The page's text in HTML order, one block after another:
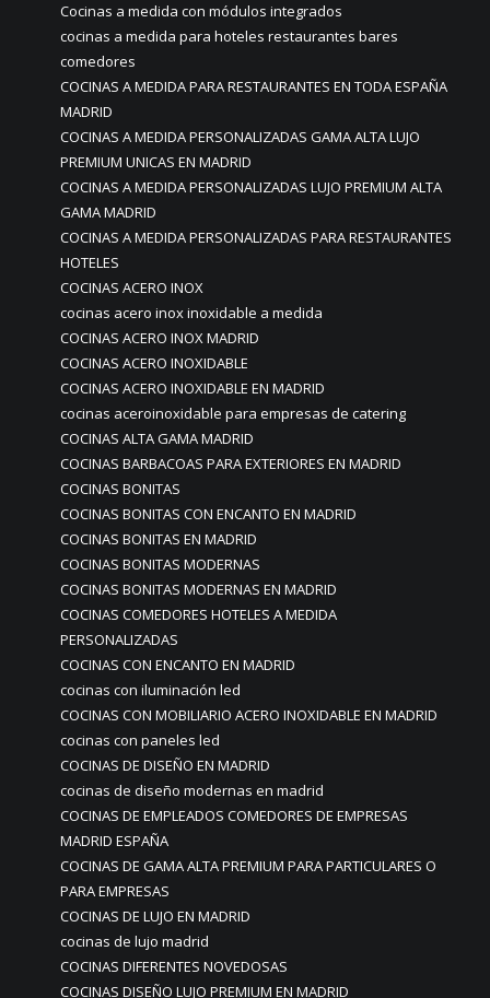
Cocinas a medida con módulos integrados
cocinas a medida para hoteles restaurantes bares
comedores
COCINAS A MEDIDA PARA RESTAURANTES EN TODA ESPAÑA
MADRID
COCINAS A MEDIDA PERSONALIZADAS GAMA ALTA LUJO
PREMIUM UNICAS EN MADRID
COCINAS A MEDIDA PERSONALIZADAS LUJO PREMIUM ALTA
GAMA MADRID
COCINAS A MEDIDA PERSONALIZADAS PARA RESTAURANTES
HOTELES
COCINAS ACERO INOX
cocinas acero inox inoxidable a medida
COCINAS ACERO INOX MADRID
COCINAS ACERO INOXIDABLE
COCINAS ACERO INOXIDABLE EN MADRID
cocinas aceroinoxidable para empresas de catering
COCINAS ALTA GAMA MADRID
COCINAS BARBACOAS PARA EXTERIORES EN MADRID
COCINAS BONITAS
COCINAS BONITAS CON ENCANTO EN MADRID
COCINAS BONITAS EN MADRID
COCINAS BONITAS MODERNAS
COCINAS BONITAS MODERNAS EN MADRID
COCINAS COMEDORES HOTELES A MEDIDA
PERSONALIZADAS
COCINAS CON ENCANTO EN MADRID
cocinas con iluminación led
COCINAS CON MOBILIARIO ACERO INOXIDABLE EN MADRID
cocinas con paneles led
COCINAS DE DISEÑO EN MADRID
cocinas de diseño modernas en madrid
COCINAS DE EMPLEADOS COMEDORES DE EMPRESAS
MADRID ESPAÑA
COCINAS DE GAMA ALTA PREMIUM PARA PARTICULARES O
PARA EMPRESAS
COCINAS DE LUJO EN MADRID
cocinas de lujo madrid
COCINAS DIFERENTES NOVEDOSAS
COCINAS DISEÑO LUJO PREMIUM EN MADRID